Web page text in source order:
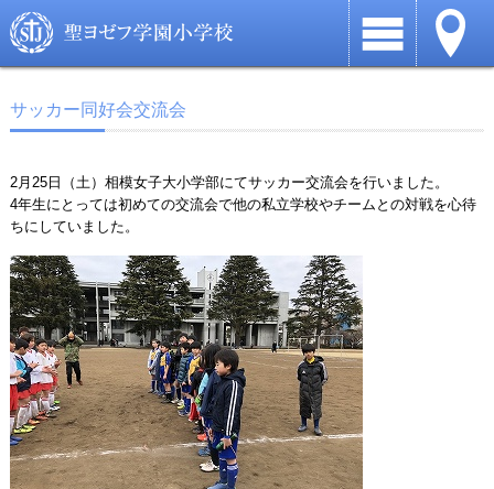
サッカー同好会交流会
2月25日（土）相模女子大小学部にてサッカー交流会を行いました。
4年生にとっては初めての交流会で他の私立学校やチームとの対戦を心待
ちにしていました。